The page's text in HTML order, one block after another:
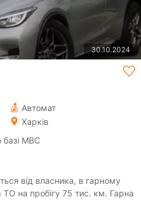
30.10.2024
Автомат
Харків
базі МВС
від власника, в гарному
на пробігу 75 тис. км. Гарна